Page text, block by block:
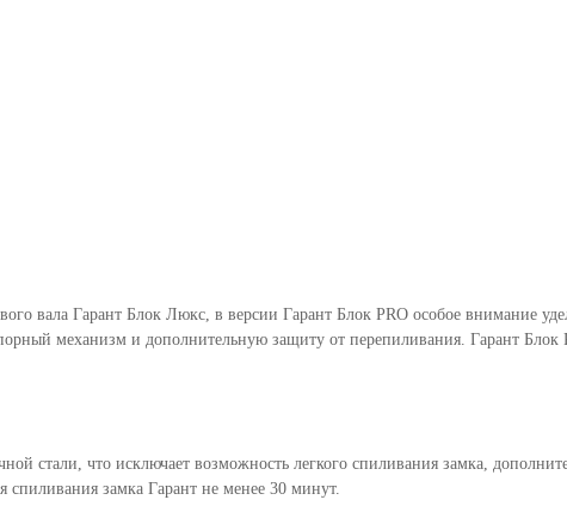
вала Гарант Блок Люкс, в версии Гарант Блок PRO особое внимание
механизм и дополнительную защиту от перепиливания. Гарант Блок
стали, что исключает возможность легкого спиливания замка,
замка Гарант не менее 30 минут.